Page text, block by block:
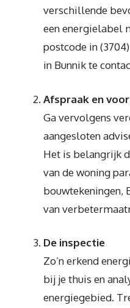
verschillende
een energielabel
postcode in
in Bunnik te
Afspraak en
Ga vervolgens
aangesloten
Het is belangrijk
van de woning
bouwtekeningen,
van
De inspectie
Zo’n erkend
bij je thuis en
energiegebied.